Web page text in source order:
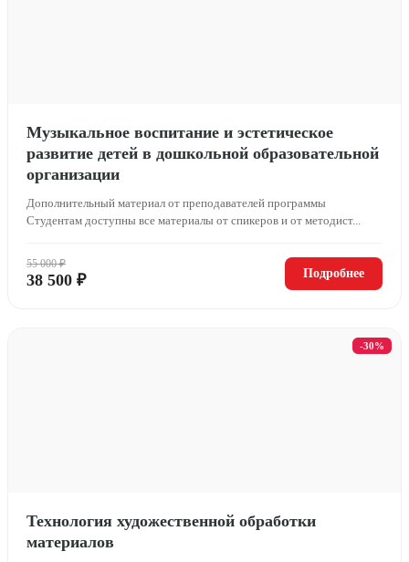
Музыкальное воспитание и эстетическое
развитие детей в дошкольной образовательной
организации
Дополнительный материал от преподавателей программы
Студентам доступны все материалы от спикеров и от методист...
55 000 ₽
38 500 ₽ Подробнее
-30%
Технология художественной обработки
материалов